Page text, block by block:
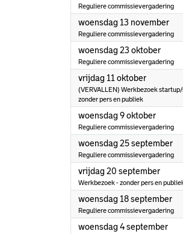
Reguliere commissievergadering
woensdag 13 november2024
Reguliere commissievergadering
woensdag 23 oktober2024
Reguliere commissievergadering
vrijdag 11 oktober2024
(VERVALLEN) Werkbezoek
zonder pers en publiek
woensdag 9 oktober2024
Reguliere commissievergadering
woensdag 25 september
Reguliere commissievergadering
vrijdag 20 september2024
Werkbezoek - zonder pers en
woensdag 18 september
Reguliere commissievergadering
woensdag 4 september2024